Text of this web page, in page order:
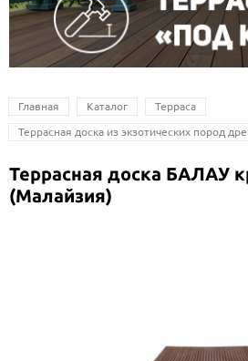
Главная Каталог Терраса
Террасная доска из экзотических пород
Террасная доска БАЛАУ
(Малайзия)